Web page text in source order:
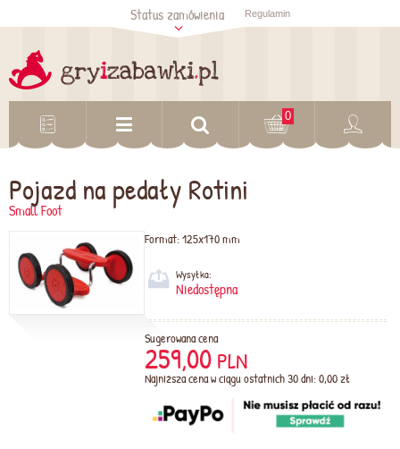
Sprawdź status
zamówienia
Status zamówienia Regulamin
0
Pojazd na pedały Rotini
Small Foot
Format:125x170 mm
Wysyłka:
Niedostępna
Sugerowana cena
259,00 PLN
Najniższa cena w ciągu ostatnich 30 dni: 0,00 zł